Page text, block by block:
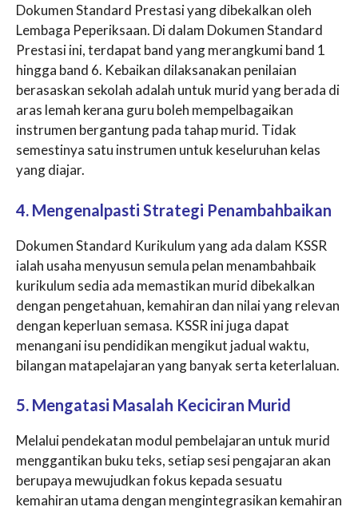
Dokumen Standard Prestasi yang dibekalkan oleh
Lembaga Peperiksaan. Di dalam Dokumen Standard
Prestasi ini, terdapat band yang merangkumi band 1
hingga band 6. Kebaikan dilaksanakan penilaian
berasaskan sekolah adalah untuk murid yang berada di
aras lemah kerana guru boleh mempelbagaikan
instrumen bergantung pada tahap murid. Tidak
semestinya satu instrumen untuk keseluruhan kelas
yang diajar.
4. Mengenalpasti Strategi Penambahbaikan
Dokumen Standard Kurikulum yang ada dalam KSSR
ialah usaha menyusun semula pelan menambahbaik
kurikulum sedia ada memastikan murid dibekalkan
dengan pengetahuan, kemahiran dan nilai yang relevan
dengan keperluan semasa. KSSR ini juga dapat
menangani isu pendidikan mengikut jadual waktu,
bilangan matapelajaran yang banyak serta keterlaluan.
5. Mengatasi Masalah Keciciran Murid
Melalui pendekatan modul pembelajaran untuk murid
menggantikan buku teks, setiap sesi pengajaran akan
berupaya mewujudkan fokus kepada sesuatu
kemahiran utama dengan mengintegrasikan kemahiran